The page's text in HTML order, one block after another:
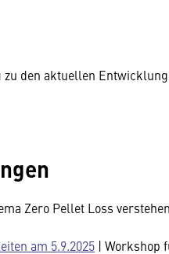
den aktuellen
Zero Pellet Loss verstehen
am 5.9.2025 | Workshop